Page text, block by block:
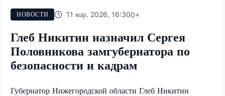
НОВОСТИ 11 мар. 2026, 16:300+
Глеб Никитин назначил Сергея
Половникова замгубернатора по
безопасности и кадрам
Губернатор Нижегородской области Глеб Никитин